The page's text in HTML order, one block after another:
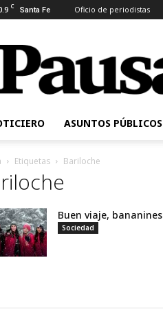
C Santa Fe Oficio de periodistas
Pausa
ASUNTOS PÚBLICOS
Etiquetas Bariloche
Buen viaje, bananines
Sociedad